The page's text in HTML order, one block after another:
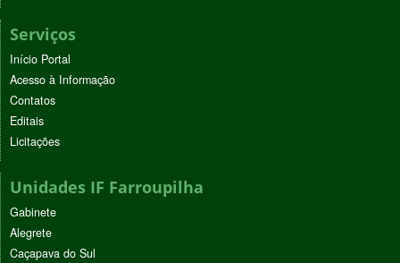
Serviços
Início Portal
Acesso à Informação
Contatos
Editais
Licitações
Unidades IF Farroupilha
Gabinete
Alegrete
Caçapava do Sul